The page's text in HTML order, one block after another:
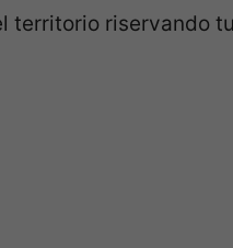
territorio riservando